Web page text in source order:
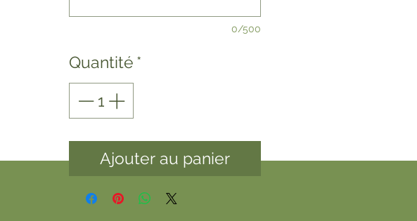
0/500
Quantité *
Ajouter au panier